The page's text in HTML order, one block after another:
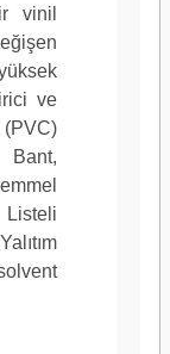
Sarı, Beyaz,
5 yıl
vinil
ve
Listeli